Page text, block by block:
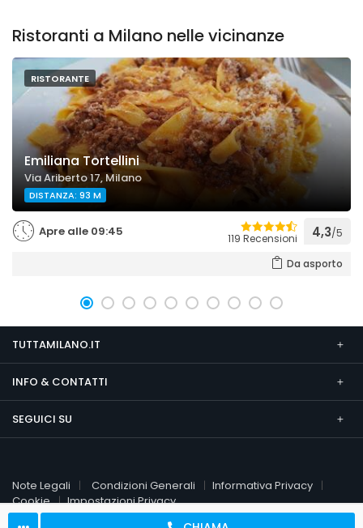
Ristoranti a Milano nelle vicinanze
RISTORANTE
Emiliana Tortellini
Via Ariberto 17, Milano
DISTANZA: 93 M
Apre alle 09:45 119 Recensioni 4,3/5
Da asporto
TUTTAMILANO.IT
INFO & CONTATTI
SEGUICI SU
Note Legali Condizioni Generali
Informativa Privacy
Cookie
Impostazioni Privacy